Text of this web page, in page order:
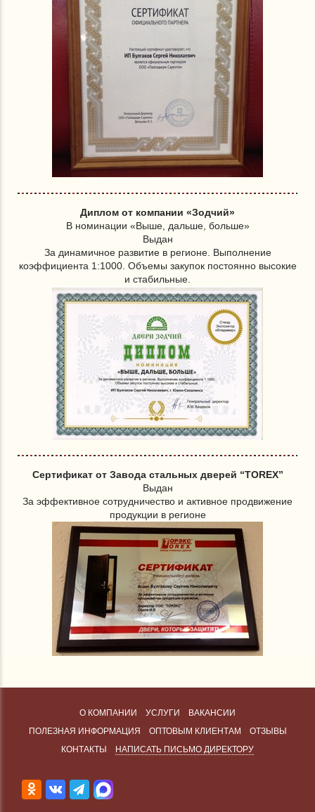
Диплом от компании «Зодчий»
В номинации «Выше, дальше, больше»
Выдан
За динамичное развитие в регионе. Выполнение
коэффициента 1:1000. Объемы закупок постоянно высокие
и стабильные.
Сертификат от Завода стальных дверей “TOREX”
Выдан
За эффективное сотрудничество и активное продвижение
продукции в регионе
О КОМПАНИИ УСЛУГИ
ВАКАНСИИ
ПОЛЕЗНАЯ ИНФОРМАЦИЯ
ОПТОВЫМ КЛИЕНТАМ
ОТЗЫВЫ
КОНТАКТЫ
НАПИСАТЬ ПИСЬМО ДИРЕКТОРУ